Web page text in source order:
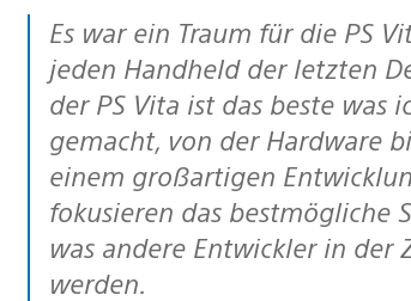
Es war ein Traum für die PS Vita zu entwickeln. Ich habe für jede Konsole und
jeden Handheld der letzten
der PS Vita ist das beste was
gemacht, von der Hardware
einem großartigen
fokusieren das bestmögliche
was andere Entwickler in der
werden.